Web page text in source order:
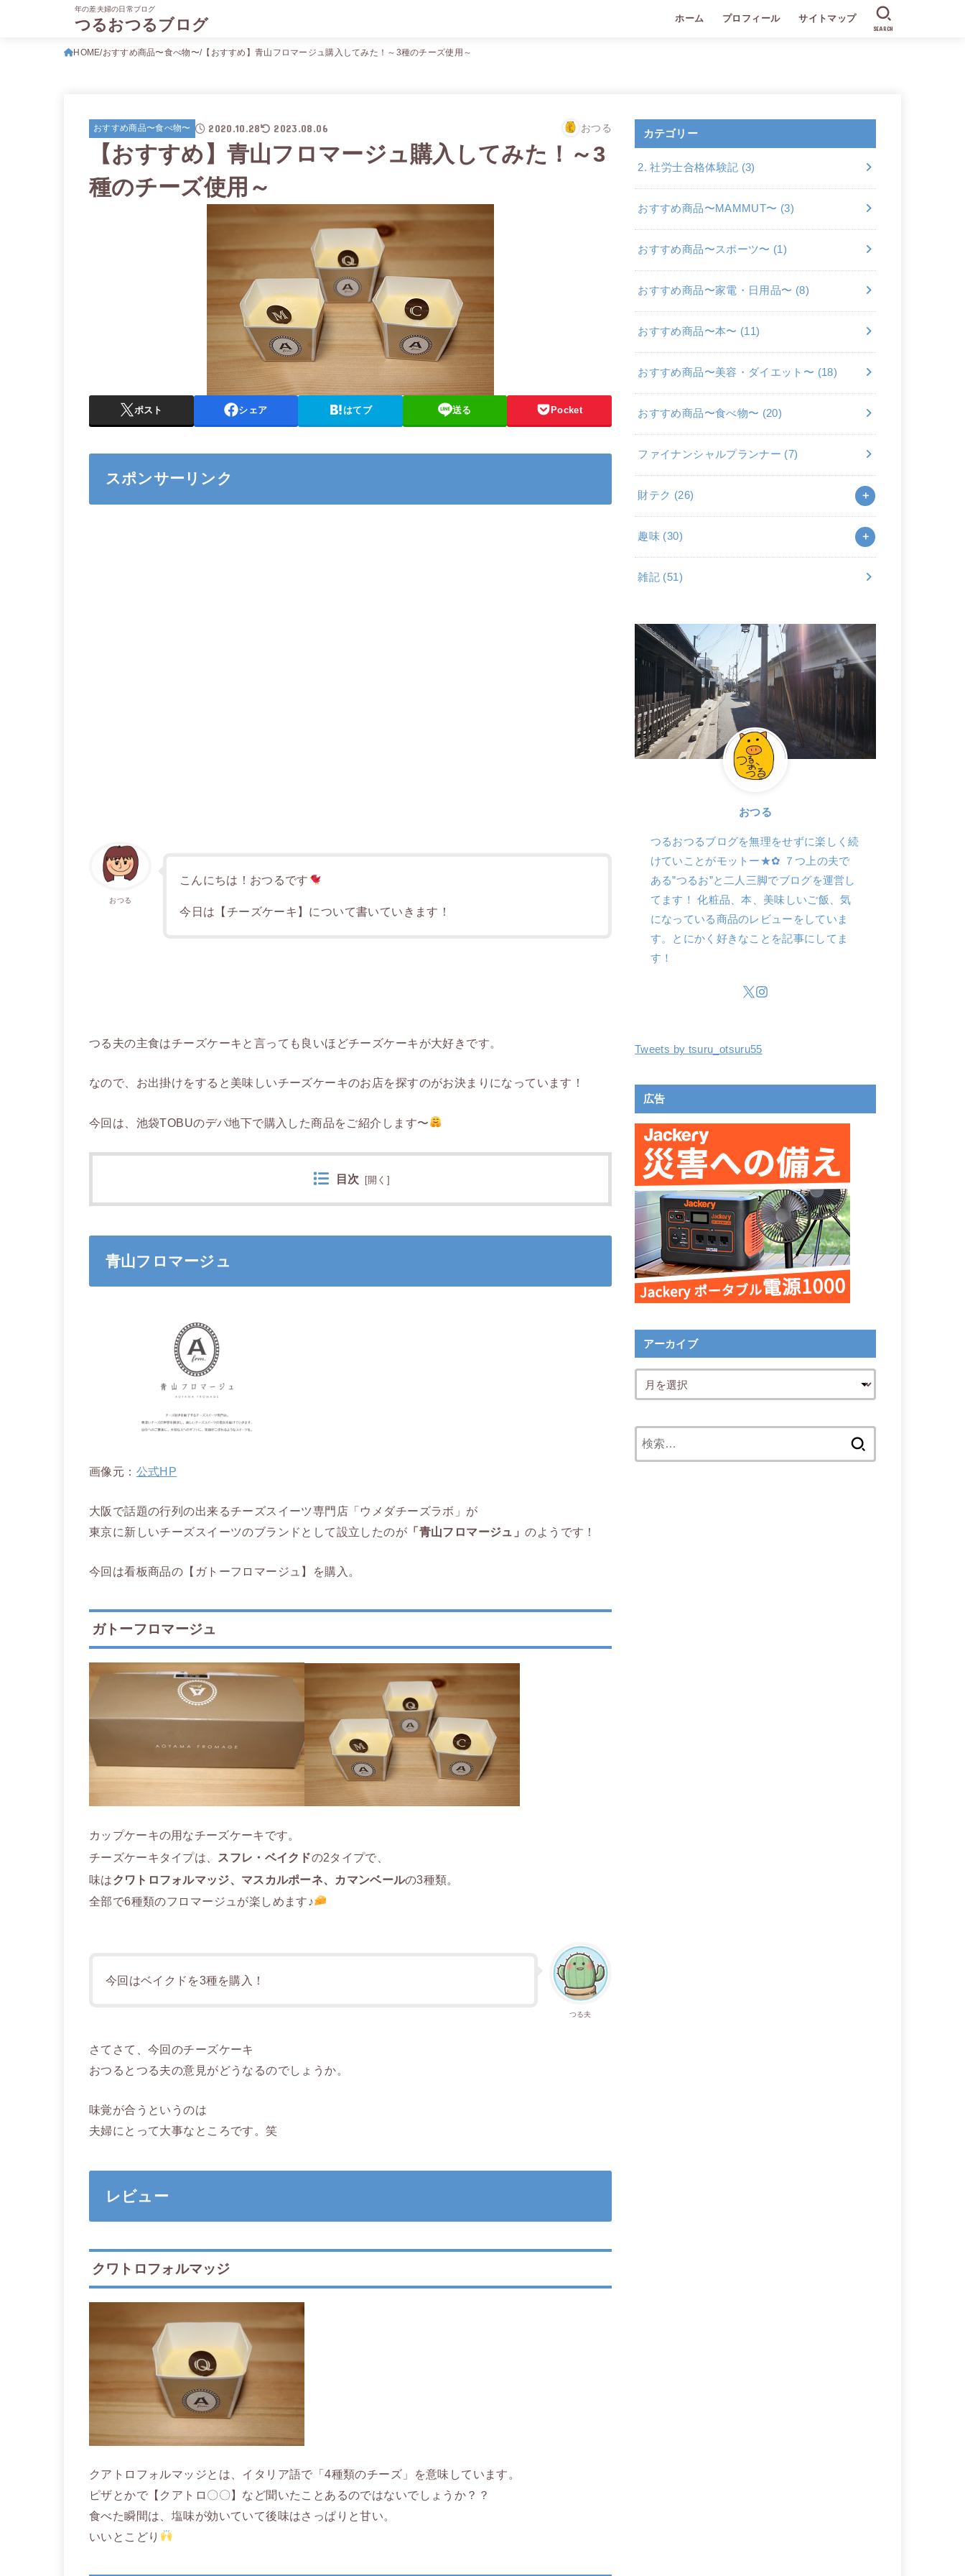
年の差夫婦の日常ブログ
つるおつるブログ ホーム プロフィール サイトマップ
SEARCH
HOME おすすめ商品〜食べ物〜 【おすすめ】青山フロマージュ購入してみた！～3種のチーズ使用～
おすすめ商品〜食べ物〜 2020.10.28 2023.08.06 おつる
【おすすめ】青山フロマージュ購入してみた！～3
種のチーズ使用～
ポスト シェア はてブ 送る Pocket
スポンサーリンク
おつる
こんにちは！おつるです
今日は【チーズケーキ】について書いていきます！
つる夫の主食はチーズケーキと言っても良いほどチーズケーキが大好きです。
なので、お出掛けをすると美味しいチーズケーキのお店を探すのがお決まりになっています！
今回は、池袋TOBUのデパ地下で購入した商品をご紹介します〜
目次 [開く ]
青山フロマージュ
画像元： 公式HP
大阪で話題の行列の出来るチーズスイーツ専門店「ウメダチーズラボ」が
東京に新しいチーズスイーツのブランドとして設立したのが 「青山フロマージュ」のようです！
今回は看板商品の【ガトーフロマージュ】を購入。
ガトーフロマージュ
カップケーキの用なチーズケーキです。
チーズケーキタイプは、 スフレ・ベイクドの2タイプで、
味はクワトロフォルマッジ、マスカルポーネ、 カマンベールの3種類。
全部で6種類のフロマージュが楽しめます♪
つる夫
今回はベイクドを3種を購入！
さてさて、今回のチーズケーキ
おつるとつる夫の意見がどうなるのでしょうか。
味覚が合うというのは
夫婦にとって大事なところです。笑
レビュー
クワトロフォルマッジ
クアトロフォルマッジとは、イタリア語で「4種類のチーズ」を意味しています。
ピザとかで【クアトロ〇〇】など聞いたことあるのではないでしょうか？？
食べた瞬間は、塩味が効いていて後味はさっぱりと甘い。
いいとこどり
カテゴリー
2. 社労士合格体験記 (3)
おすすめ商品〜MAMMUT〜 (3)
おすすめ商品〜スポーツ〜 (1)
おすすめ商品〜家電・日用品〜 (8)
おすすめ商品〜本〜 (11)
おすすめ商品〜美容・ダイエット〜 (18)
おすすめ商品〜食べ物〜 (20)
ファイナンシャルプランナー (7)
財テク (26)
趣味 (30)
雑記 (51)
おつる
つるおつるブログを無理をせずに楽しく続
けていことがモットー★✿ ７つ上の夫で
ある”つるお”と二人三脚でブログを運営し
てます！ 化粧品、本、美味しいご飯、気
になっている商品のレビューをしていま
す。とにかく好きなことを記事にしてま
す！
Tweets by tsuru_otsuru55
広告
アーカイブ